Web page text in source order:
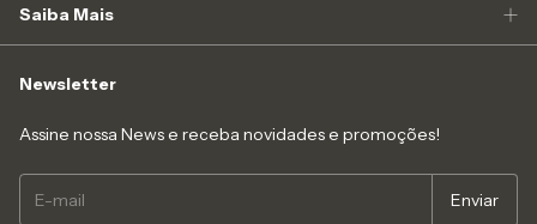
Saiba Mais
Newsletter
Assine nossa News e receba novidades e promoções!